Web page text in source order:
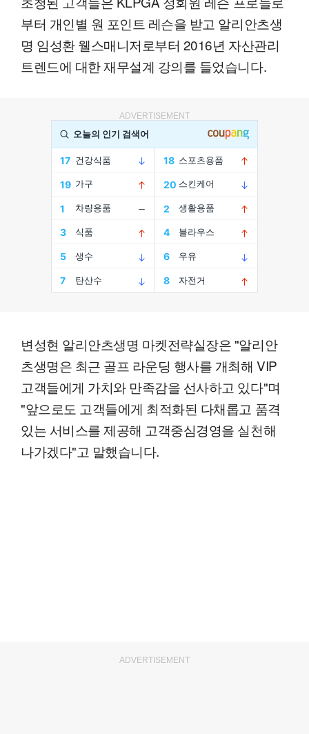
부터 개인별 원 포인트 레슨을 받고 알리안츠생
명 임성환 웰스매니저로부터 2016년 자산관리
트렌드에 대한 재무설계 강의를 들었습니다.
ADVERTISEMENT
변성현 알리안츠생명 마켓전략실장은 "알리안
츠생명은 최근 골프 라운딩 행사를 개최해 VIP
고객들에게 가치와 만족감을 선사하고 있다"며
"앞으로도 고객들에게 최적화된 다채롭고 품격
있는 서비스를 제공해 고객중심경영을 실천해
나가겠다"고 말했습니다.
ADVERTISEMENT